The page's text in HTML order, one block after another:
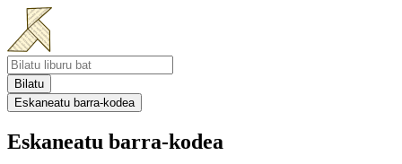
Bilatu
Eskaneatu barra-kodea
Eskaneatu barra-kodea